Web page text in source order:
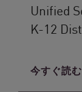
Unified
K-12
今すぐ読む